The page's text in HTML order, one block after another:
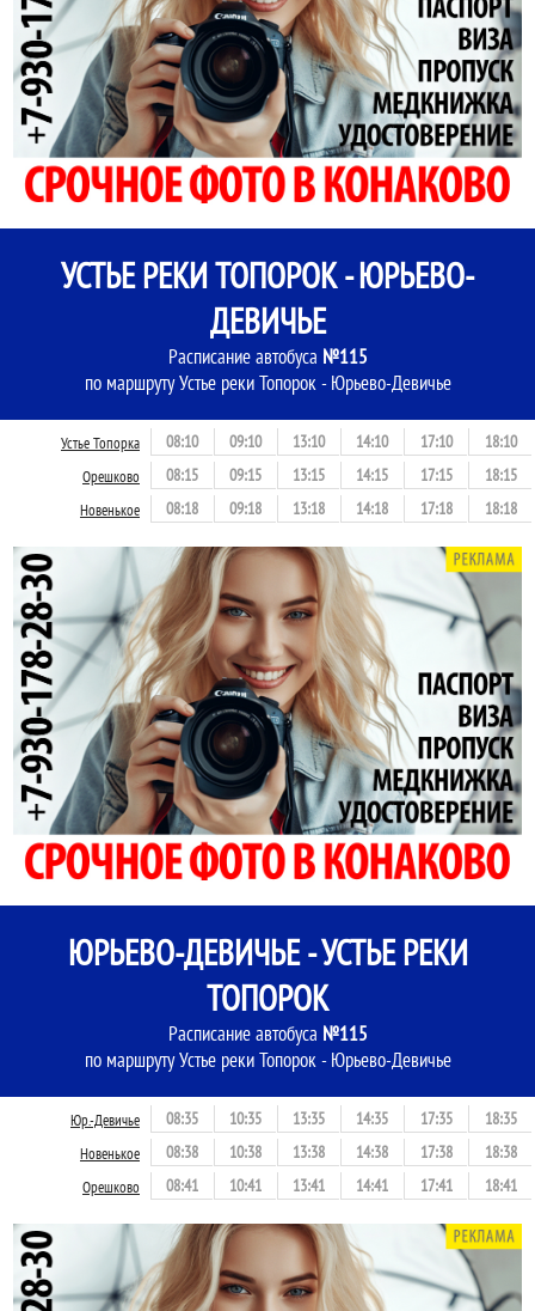
УСТЬЕ РЕКИ ТОПОРОК - ЮРЬЕВО-
ДЕВИЧЬЕ
Расписание автобуса №115
по маршруту Устье реки Топорок - Юрьево-Девичье
Устье Топорка 08:10 09:10 13:10 14:10 17:10 18:10
Орешково 08:15 09:15 13:15 14:15 17:15 18:15
Новенькое 08:18 09:18 13:18 14:18 17:18 18:18
ЮРЬЕВО-ДЕВИЧЬЕ - УСТЬЕ РЕКИ
ТОПОРОК
Расписание автобуса №115
по маршруту Устье реки Топорок - Юрьево-Девичье
Юр.-Девичье 08:35 10:35 13:35 14:35 17:35 18:35
Новенькое 08:38 10:38 13:38 14:38 17:38 18:38
Орешково 08:41 10:41 13:41 14:41 17:41 18:41